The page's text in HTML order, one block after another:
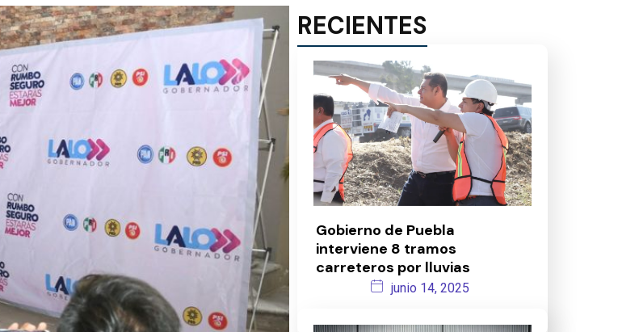
RECIENTES
Gobierno de Puebla
interviene 8 tramos
carreteros por lluvias
junio 14, 2025